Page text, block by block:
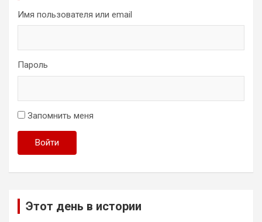
Имя пользователя или email
Пароль
Запомнить меня
Войти
Этот день в истории